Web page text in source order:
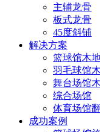
主辅龙骨
板式龙骨
45度斜铺
解决方案
篮球馆木
羽毛球馆
舞台场馆
综合场馆
体育场馆
成功案例